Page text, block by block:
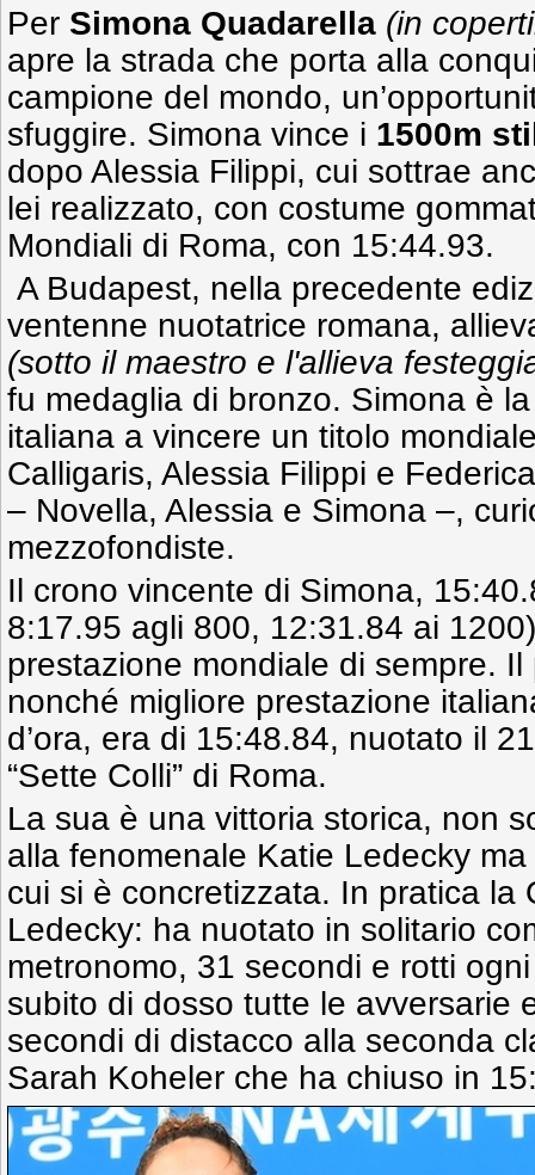
Per Simona Quadarella (in
apre la strada che porta alla
campione del mondo,
sfuggire. Simona vince i 1500m
dopo Alessia Filippi, cui sottrae
lei realizzato, con costume
Mondiali di Roma, con 15:44.93.
A Budapest, nella precedente
ventenne nuotatrice romana,
(sotto il maestro e l'allieva
fu medaglia di bronzo. Simona è
italiana a vincere un titolo
Calligaris, Alessia Filippi e
– Novella, Alessia e Simona –,
mezzofondiste.
Il crono vincente di Simona,
8:17.95 agli 800, 12:31.84 ai
prestazione mondiale di sempre.
nonché migliore prestazione
d’ora, era di 15:48.84, nuotato il
“Sette Colli” di Roma.
La sua è una vittoria storica, non
alla fenomenale Katie Ledecky
cui si è concretizzata. In pratica la
Ledecky: ha nuotato in solitario
metronomo, 31 secondi e rotti
subito di dosso tutte le avversarie
secondi di distacco alla seconda
Sarah Koheler che ha chiuso in